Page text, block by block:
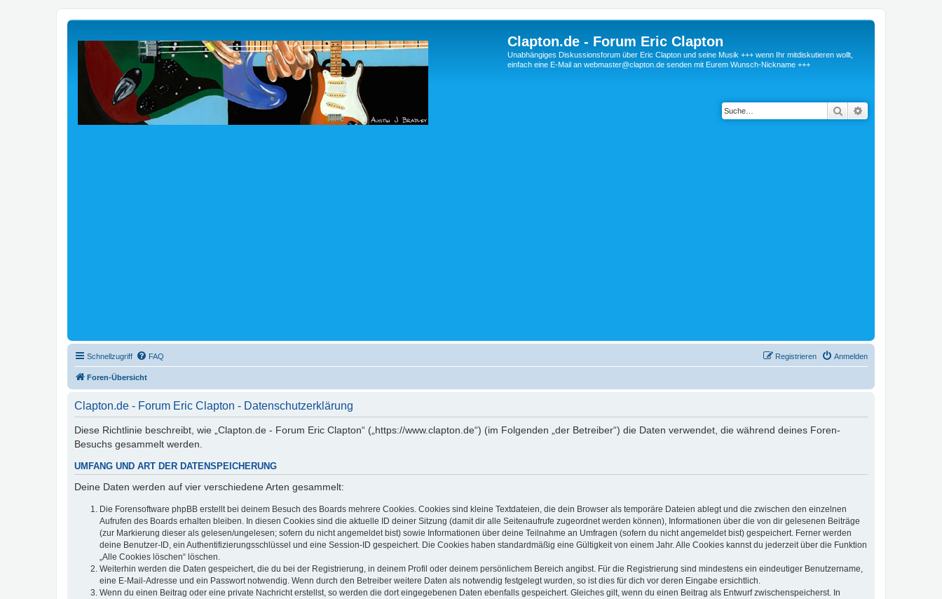
Clapton.de - Forum Eric Clapton
Unabhängiges Diskussionsforum über Eric Clapton und seine Musik +++ wenn Ihr mitdiskutieren wollt,
einfach eine E-Mail an webmaster@clapton.de senden mit Eurem Wunsch-Nickname +++
Suche
Schnellzugriff FAQ Anmelden
Registrieren
Foren-Übersicht
Clapton.de - Forum Eric Clapton - Datenschutzerklärung
Diese Richtlinie beschreibt, wie „Clapton.de - Forum Eric Clapton“ („https://www.clapton.de“) (im Folgenden „der Betreiber“) die Daten verwendet, die während deines Foren-
Besuchs gesammelt werden.
UMFANG UND ART DER DATENSPEICHERUNG
Deine Daten werden auf vier verschiedene Arten gesammelt:
Die Forensoftware phpBB erstellt bei deinem Besuch des Boards mehrere Cookies. Cookies sind kleine Textdateien, die dein Browser als temporäre Dateien ablegt und die zwischen den einzelnen
Aufrufen des Boards erhalten bleiben. In diesen Cookies sind die aktuelle ID deiner Sitzung (damit dir alle Seitenaufrufe zugeordnet werden können), Informationen über die von dir gelesenen Beiträge
(zur Markierung dieser als gelesen/ungelesen; sofern du nicht angemeldet bist) sowie Informationen über deine Teilnahme an Umfragen (sofern du nicht angemeldet bist) gespeichert. Ferner werden
deine Benutzer-ID, ein Authentifizierungsschlüssel und eine Session-ID gespeichert. Die Cookies haben standardmäßig eine Gültigkeit von einem Jahr. Alle Cookies kannst du jederzeit über die Funktion
„Alle Cookies löschen“ löschen.
Weiterhin werden die Daten gespeichert, die du bei der Registrierung, in deinem Profil oder deinem persönlichem Bereich angibst. Für die Registrierung sind mindestens ein eindeutiger Benutzername,
eine E-Mail-Adresse und ein Passwort notwendig. Wenn durch den Betreiber weitere Daten als notwendig festgelegt wurden, so ist dies für dich vor deren Eingabe ersichtlich.
Wenn du einen Beitrag oder eine private Nachricht erstellst, so werden die dort eingegebenen Daten ebenfalls gespeichert. Gleiches gilt, wenn du einen Beitrag als Entwurf zwischenspeicherst. In